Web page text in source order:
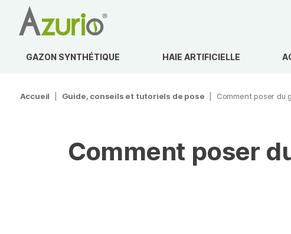
GAZON SYNTHÉTIQUE HAIE ARTIFICIELLE
Accueil Guide, conseils et tutoriels de pose Comment poser du
Comment poser